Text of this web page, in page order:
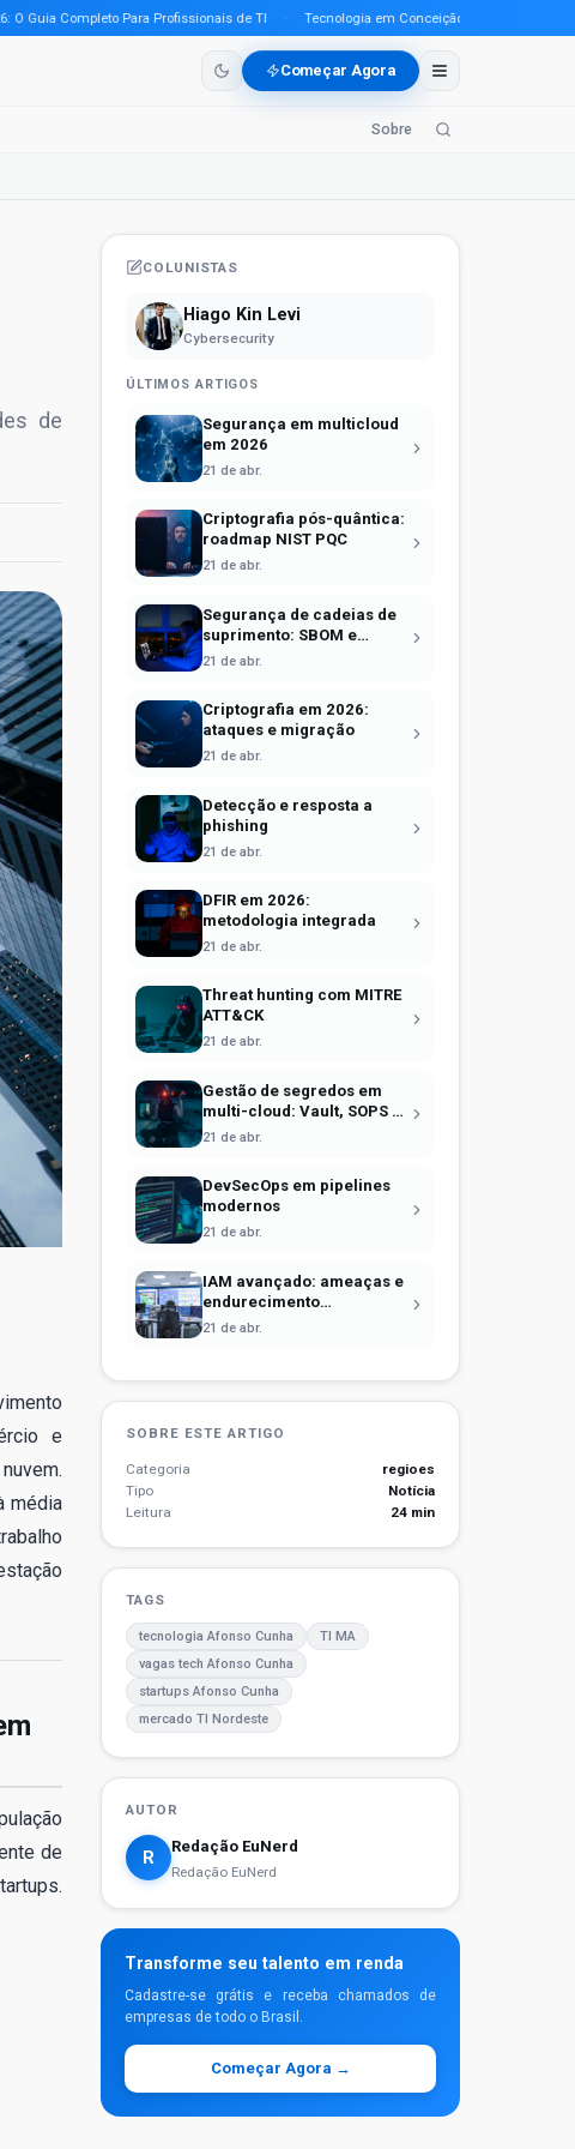
Completo Para Profissionais de TI · Tecnologia em Conceição do Araguaia (PA)
Começar Agora
Sobre
de
e
média
de
COLUNISTAS
Hiago Kin Levi
Cybersecurity
ÚLTIMOS ARTIGOS
Segurança em multicloud
em 2026
21 de abr.
Criptografia pós-quântica:
roadmap NIST PQC
21 de abr.
Segurança de cadeias de
suprimento: SBOM e
Sigstore
21 de abr.
Criptografia em 2026:
ataques e migração
21 de abr.
Detecção e resposta a
phishing
21 de abr.
DFIR em 2026:
metodologia integrada
21 de abr.
Threat hunting com MITRE
ATT&CK
21 de abr.
Gestão de segredos em
multi-cloud: Vault, SOPS e
identidade efêmera
21 de abr.
DevSecOps em pipelines
modernos
21 de abr.
IAM avançado: ameaças e
endurecimento
operacional
21 de abr.
SOBRE ESTE ARTIGO
Categoria
regioes
Tipo
Notícia
Leitura
24 min
TAGS
tecnologia Afonso Cunha
TI MA
vagas tech Afonso Cunha
startups Afonso Cunha
mercado TI Nordeste
AUTOR
R
Redação EuNerd
Redação EuNerd
Transforme seu talento em renda
Cadastre-se grátis e receba chamados de
empresas de todo o Brasil.
Começar Agora →